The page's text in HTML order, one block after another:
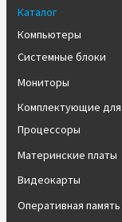
Каталог
Компьютеры
Системные блоки
Мониторы
Комплектующие
Процессоры
Материнские платы
Видеокарты
Оперативная память